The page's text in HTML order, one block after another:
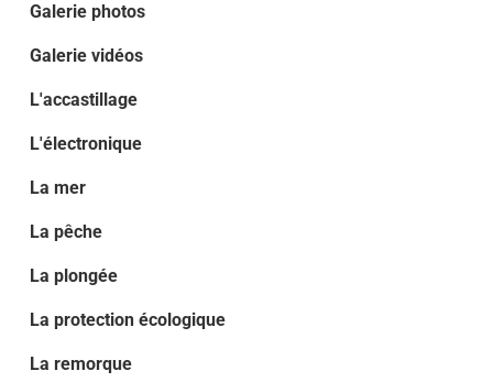
Galerie photos
Galerie vidéos
L'accastillage
L'électronique
La mer
La pêche
La plongée
La protection écologique
La remorque